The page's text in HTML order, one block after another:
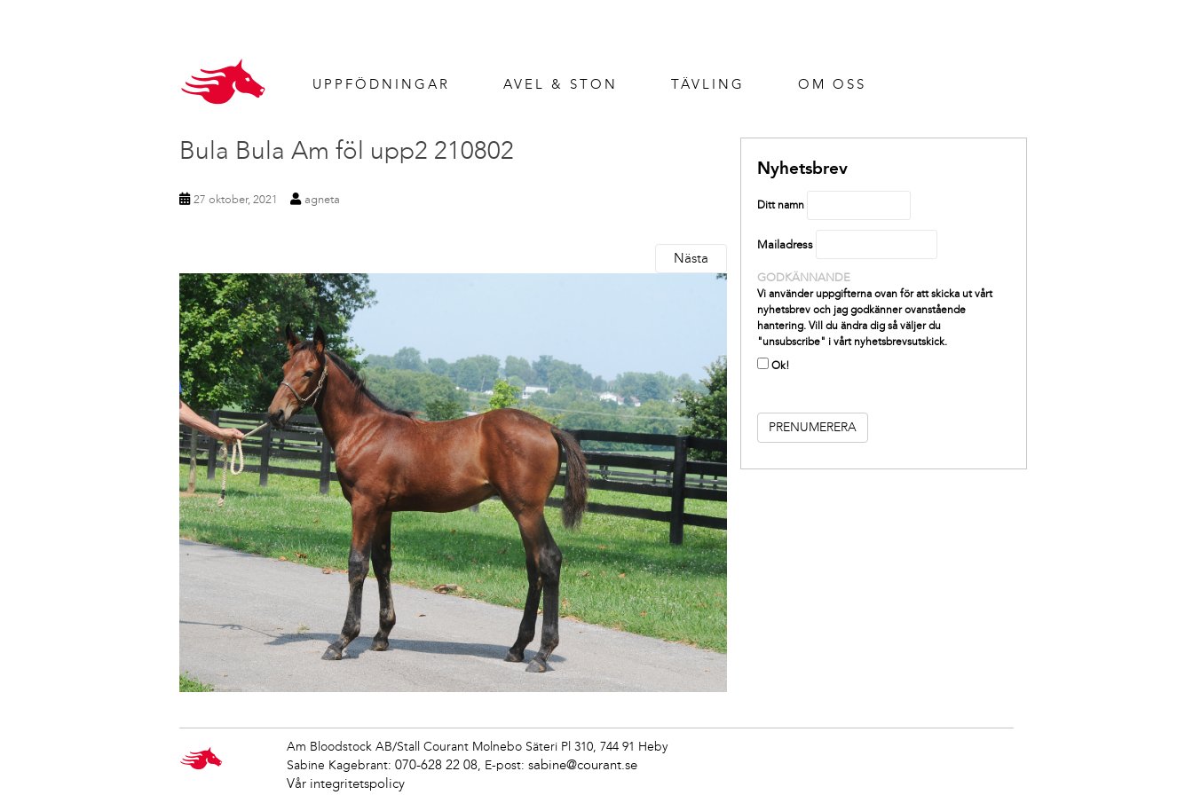
UPPFÖDNINGAR AVEL & STON TÄVLING OM OSS
Bula Bula Am föl upp2 210802
27 oktober, 2021 agneta
Nästa
Nyhetsbrev
Ditt namn
Mailadress
GODKÄNNANDE
Vi använder uppgifterna ovan för att skicka ut vårt
nyhetsbrev och jag godkänner ovanstående
hantering. Vill du ändra dig så väljer du
"unsubscribe" i vårt nyhetsbrevsutskick.
Ok!
Am Bloodstock AB/Stall Courant Molnebo Säteri Pl 310, 744 91 Heby
Sabine Kagebrant:070-628 22 08, E-post:sabine@courant.se
Vår integritetspolicy